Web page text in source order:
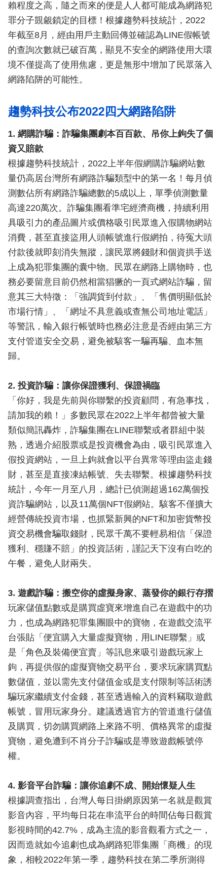
賴程度之高，隨之而來的便是人人都可能成為網路犯
罪分子覬覦鎖定的目標！根據趨勢科技統計，2022
年截至8月，經由用戶主動回傳並確認為LINE假帳號
的查詢次數就已破百萬，顯見不安全的網路使用大環
境不僅提高了使用焦慮，更是無形中增加了民眾落入
網路陷阱的可能性。
趨勢科技公布2022四大網路陷阱
1. 網購詐騙：詐騙集團劇本百百款、吊你上鉤失了個
資又賠款
根據趨勢科技統計，2022上半年假網購詐騙網站數
量仍高居台灣所有網路詐騙類型中的第一名！每月偵
測數佔所有網路詐騙總數的5成以上，單季偵測數量
高達220萬次。詐騙集團看準宅經濟商機，持續利用
具吸引力的產品圖片或價格吸引民眾進入假購物網站
消費，甚至直接盜用人頭帳號進行假網拍，待冤大頭
付款後就即刻消失無蹤，讓民眾將錢財和個資拱手送
上成為犯罪集團的囊中物。民眾在網路上購物時，也
務必要留意目前仍然相當猖獗的一頁式網站詐騙，留
意其三大特徵：「強調貨到付款」、「售價明顯低於
市場行情」、「網址不具意義或查無公司地址電話」
等警訊，輸入銀行帳號時也務必注意是否經由第三方
支付管道安全交易，避免被駭客一騙再騙、血本無
歸。
2. 投資詐騙：讓你保證獲利、保證禍臨
「你好，我是先前與你聯繫的投資顧問，有急事找，
請加我的賴！」多數民眾在2022上半年都曾被大量
類似簡訊轟炸，詐騙集團在LINE聯繫或者群組中裝
熟，透過介紹股票或是投資機會為由，吸引民眾進入
假投資網站，一旦上鉤就會以平台異常等理由盜走錢
財，甚至是直接凍結帳號、失去聯繫。根據趨勢科技
統計，今年一月至八月，總計已偵測超過162萬個投
資詐騙網站，以及11萬個NFT假網站。駭客不僅擴大
經營傳統投資市場，也抓緊新興的NFT和加密貨幣投
資交易機會騙取錢財，民眾千萬不要輕易相信「保證
獲利、穩賺不賠」的投資話術，謹記天下沒有白吃的
午餐，避免人財兩失。
3. 遊戲詐騙：搬空你的虛擬身家、蒸發你的銀行存摺
玩家儲值點數或是購買虛寶來增進自己在遊戲中的功
力，也成為網路犯罪集團眼中的寶物，在遊戲交流平
台張貼「便宜購入大量虛擬寶物，用LINE聯繫」或
是「角色及裝備便宜賣」等訊息來吸引遊戲玩家上
鉤，再提供假的虛擬寶物交易平台，要求玩家購買點
數儲值，並以需先支付儲值金或是支付限制等話術誘
騙玩家繼續支付金錢，甚至透過輸入的資料竊取遊戲
帳號，冒用玩家身分。建議透過官方的管道進行儲值
及購買，切勿購買網路上來路不明、價格異常的虛擬
寶物，避免遭到不肖分子詐騙或是導致遊戲帳號停
權。
4. 影音平台詐騙：讓你追劇不成、開始懷疑人生
根據調查指出，台灣人每日掛網原因第一名就是觀賞
影音內容，平均每日花在串流平台的時間佔每日觀賞
影視時間的42.7%，成為主流的影音觀看方式之一，
因而造就如今追劇也成為網路犯罪集團「商機」的現
象，相較2022年第一季，趨勢科技在第二季所測得